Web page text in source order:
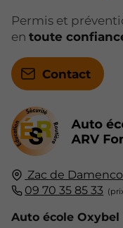
Zac de
09 70 35 85 33
Auto école Oxybel
Permis et
en toute
Contact